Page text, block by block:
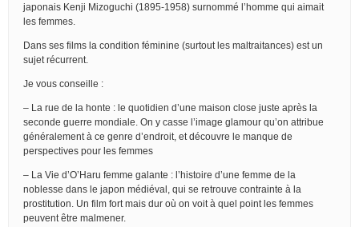
japonais Kenji Mizoguchi (1895-1958) surnommé l’homme qui aimait
les femmes.
Dans ses films la condition féminine (surtout les maltraitances) est un
sujet récurrent.
Je vous conseille :
– La rue de la honte : le quotidien d’une maison close juste après la
seconde guerre mondiale. On y casse l’image glamour qu’on attribue
généralement à ce genre d’endroit, et découvre le manque de
perspectives pour les femmes
– La Vie d’O’Haru femme galante : l’histoire d’une femme de la
noblesse dans le japon médiéval, qui se retrouve contrainte à la
prostitution. Un film fort mais dur où on voit à quel point les femmes
peuvent être malmener.